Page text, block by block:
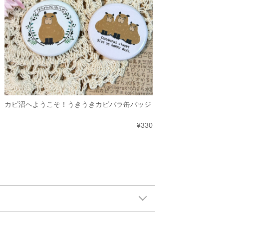
カピ沼へようこそ！うきうきカピバラ缶バッジ
¥330